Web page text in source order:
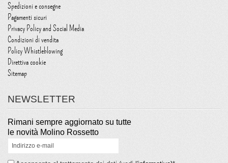
Spedizioni e consegne
Pagamenti sicuri
Privacy Policy and Social Media
Condizioni di vendita
Policy Whistleblowing
Direttiva cookie
Sitemap
NEWSLETTER
Rimani sempre aggiornato su tutte
le novità Molino Rossetto